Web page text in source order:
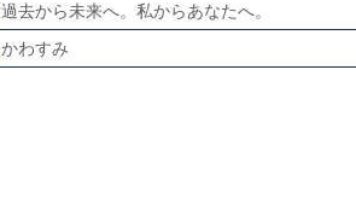
過去から未来へ。私からあなたへ。
かわすみ